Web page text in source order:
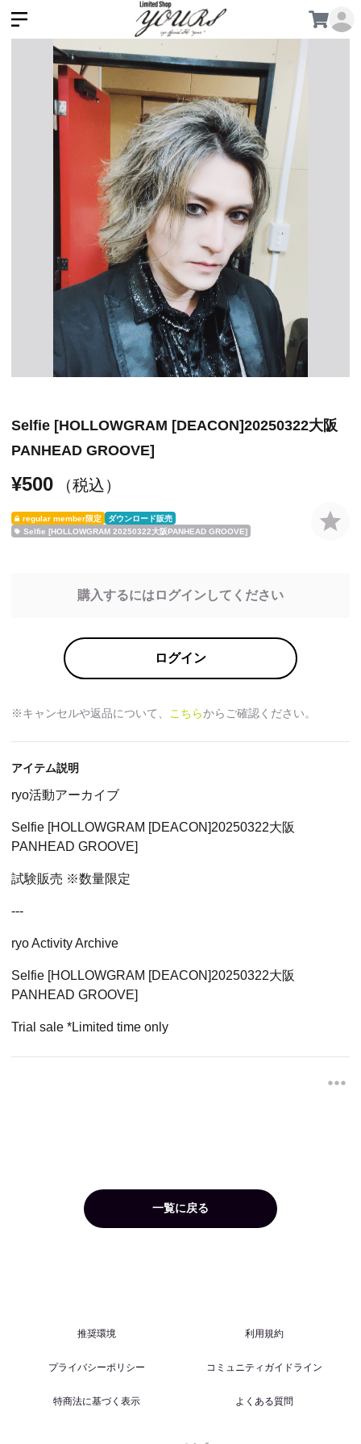
Selfie [HOLLOWGRAM [DEACON]20250322大阪
PANHEAD GROOVE]
¥500 （税込）
regular member限定
ダウンロード販売
Selfie [HOLLOWGRAM 20250322大阪PANHEAD GROOVE]
購入するにはログインしてください
ログイン
※キャンセルや返品について、 こちらからご確認ください。
アイテム説明
ryo活動アーカイブ
Selfie [HOLLOWGRAM [DEACON]20250322大阪
PANHEAD GROOVE]
試験販売 ※数量限定
---
ryo Activity Archive
Selfie [HOLLOWGRAM [DEACON]20250322大阪
PANHEAD GROOVE]
Trial sale *Limited time only
一覧に戻る
推奨環境 利用規約
プライバシーポリシー コミュニティガイドライン
特商法に基づく表示 よくある質問